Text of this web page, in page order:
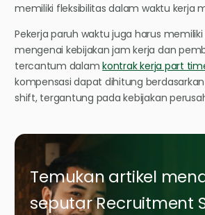
memiliki fleksibilitas dalam waktu kerja
Pekerja paruh waktu juga harus
mengenai kebijakan jam kerja dan
tercantum dalamkontrak kerja part
kompensasi dapat dihitung
shift, tergantung pada kebijakan
Temukan artikel
seputar Recruitment